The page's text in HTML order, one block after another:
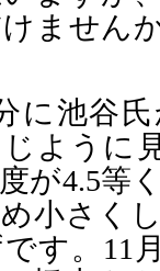
ません
に池谷
ように
が4.5等
小さく
す。11